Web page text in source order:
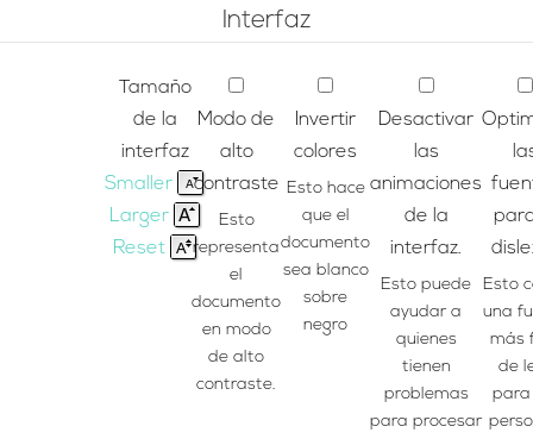
Interfaz
Tamaño
de la
interfaz
Smaller
Larger
Reset
Modo de
alto
contraste
Esto
representa
el
documento
en modo
de alto
contraste.
Invertir
colores
Esto hace
que el
documento
sea blanco
sobre
negro
Desactivar
las
animaciones
de la
interfaz.
Esto puede
ayudar a
quienes
tienen
problemas
para procesar
Esto
una
más
de
para